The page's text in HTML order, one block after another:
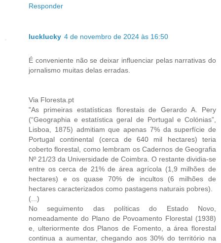
Responder
lucklucky 4 de novembro de 2024 às 16:50
É conveniente não se deixar influenciar pelas narrativas do
jornalismo muitas delas erradas.
Via Floresta.pt
"As primeiras estatísticas florestais de Gerardo A. Pery
(“Geographia e estatística geral de Portugal e Colónias”,
Lisboa, 1875) admitiam que apenas 7% da superfície de
Portugal continental (cerca de 640 mil hectares) teria
coberto florestal, como lembram os Cadernos de Geografia
Nº 21/23 da Universidade de Coimbra. O restante dividia-se
entre os cerca de 21% de área agrícola (1,9 milhões de
hectares) e os quase 70% de incultos (6 milhões de
hectares caracterizados como pastagens naturais pobres).
(...)
No seguimento das políticas do Estado Novo,
nomeadamente do Plano de Povoamento Florestal (1938)
e, ulteriormente dos Planos de Fomento, a área florestal
continua a aumentar, chegando aos 30% do território na